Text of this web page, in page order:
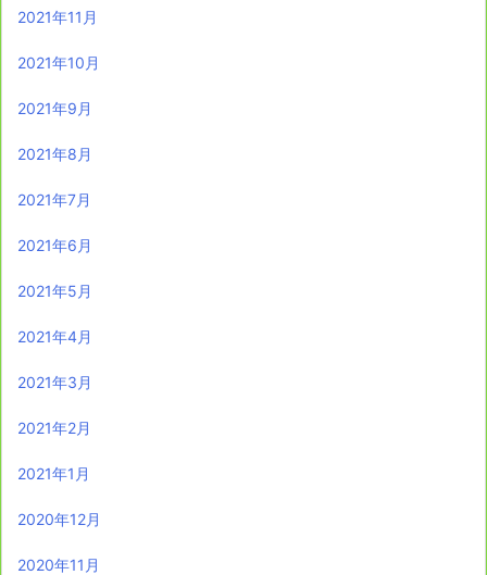
2021年11月
2021年10月
2021年9月
2021年8月
2021年7月
2021年6月
2021年5月
2021年4月
2021年3月
2021年2月
2021年1月
2020年12月
2020年11月